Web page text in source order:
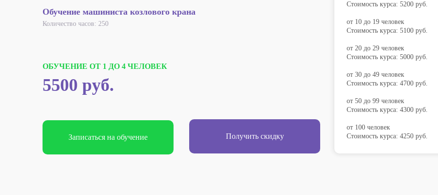
Обучение машиниста козлового крана
Количество часов: 250
Записаться на обучение
ОБУЧЕНИЕ ОТ 1 ДО 4 ЧЕЛОВЕК
5500 руб.
Стоимость курса: 5200 руб.
от 10 до 19 человек
Стоимость курса: 5100 руб.
от 20 до 29 человек
Стоимость курса: 5000 руб.
от 30 до 49 человек
Стоимость курса: 4700 руб.
от 50 до 99 человек
Стоимость курса: 4300 руб.
от 100 человек
Стоимость курса: 4250 руб.
Получить скидку